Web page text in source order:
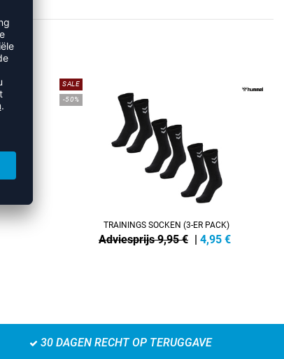
SALE
-50%
TRAININGS SOCKEN (3-ER PACK)
Adviesprijs 9,95 € | 4,95 €
30 DAGEN RECHT OP TERUGGAVE